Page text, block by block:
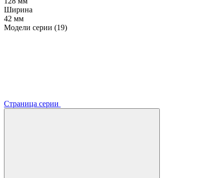
Ширина
42 мм
Модели серии (19)
Страница серии